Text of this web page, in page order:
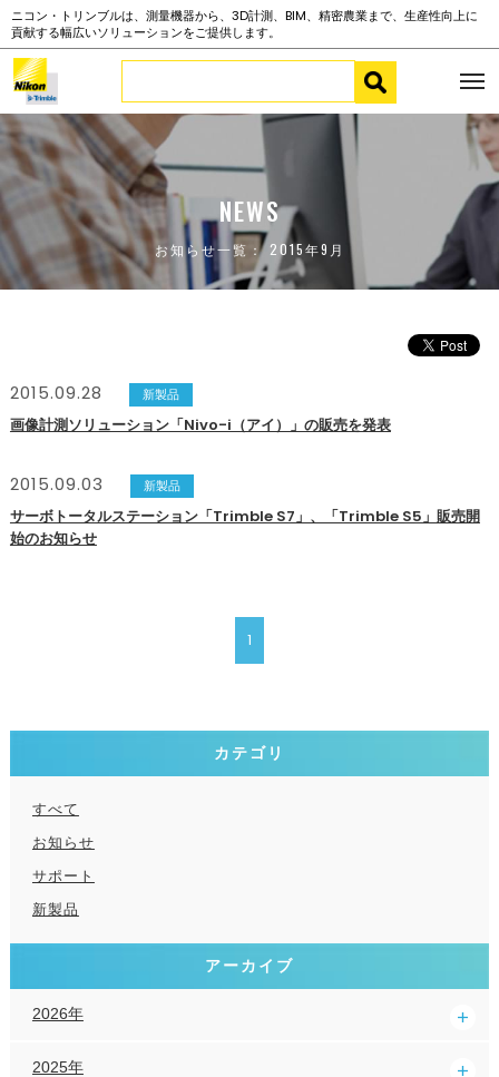
ニコン・トリンブルは、測量機器から、3D計測、BIM、精密農業まで、生産性向上に
貢献する幅広いソリューションをご提供します。
NEWS
お知らせ一覧： 2015年9月
2015.09.28 新製品
画像計測ソリューション「Nivo-i（アイ）」の販売を発表
2015.09.03 新製品
サーボトータルステーション「Trimble S7」、「Trimble S5」販売開
始のお知らせ
1
カテゴリ
すべて
お知らせ
サポート
新製品
アーカイブ
2026年
2025年